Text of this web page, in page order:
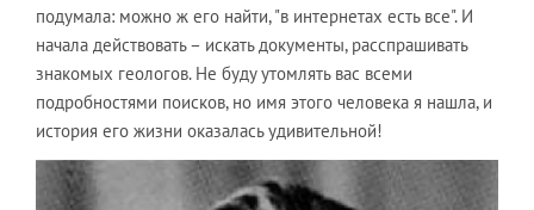
подумала: можно ж его найти, "в интернетах есть все". И
начала действовать – искать документы, расспрашивать
знакомых геологов. Не буду утомлять вас всеми
подробностями поисков, но имя этого человека я нашла, и
история его жизни оказалась удивительной!